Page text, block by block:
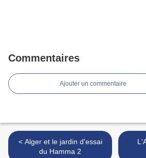
Commentaires
Ajouter un commentaire
< Alger et le jardin d'essai
du Hamma 2